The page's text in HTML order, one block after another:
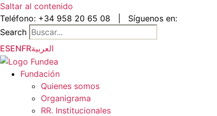
Saltar al contenido
Teléfono: +34 958 20 65 08
Síguenos en:
Search
ESENFRالعربية
Fundación
Quienes somos
Organigrama
RR. Institucionales